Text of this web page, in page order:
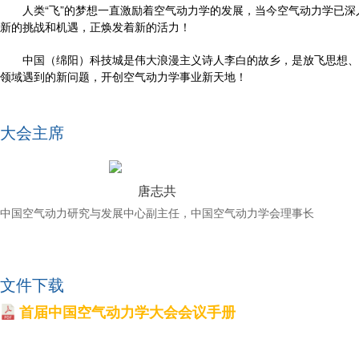
人类“飞”的梦想一直激励着空气动力学的发展，当今空气动力学已
新的挑战和机遇，正焕发着新的活力！
中国（绵阳）科技城是伟大浪漫主义诗人李白的故乡，是放飞思想
领域遇到的新问题，开创空气动力学事业新天地！
大会主席
唐志共
中国空气动力研究与发展中心副主任，中国空气动力学会理事长
文件下载
首届中国空气动力学大会会议手册